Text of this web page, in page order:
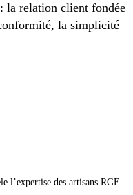
la relation client fondée
la simplicité
l’expertise des artisans RGE.